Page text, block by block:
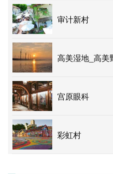
审计新村
高美湿地_高美
宫原眼科
彩虹村